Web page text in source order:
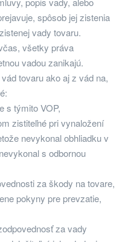
spôsob jej zistenia
vady tovaru.
všetky práva
vadou zanikajú.
tovaru ako aj z vád na,
s týmito VOP,
zistiteľné pri vynaložení
nevykonal obhliadku v
s odbornou
za škody na tovare,
pokyny pre prevzatie,
za vady